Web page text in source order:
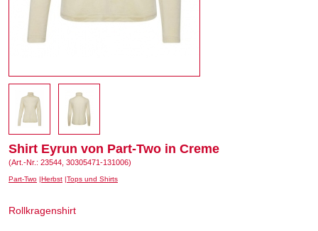
Shirt Eyrun von Part-Two in Creme
(Art.-Nr.: 23544, 30305471-131006)
Part-Two Herbst Tops und Shirts
Rollkragenshirt